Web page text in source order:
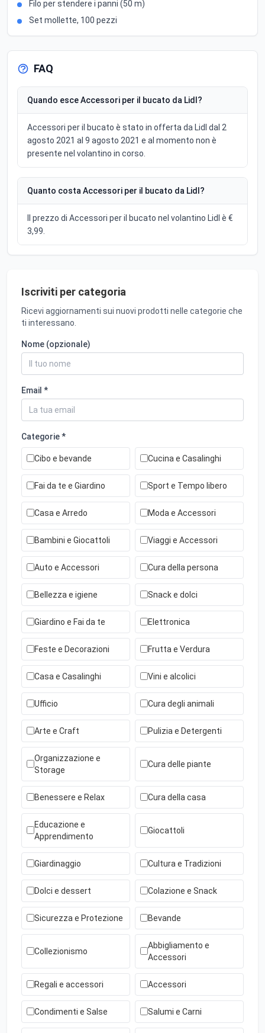
Filo per stendere i panni (50 m)
Set mollette, 100 pezzi
FAQ
Quando esce Accessori per il bucato da Lidl?
Accessori per il bucato è stato in offerta da Lidl dal 2
agosto 2021 al 9 agosto 2021 e al momento non è
presente nel volantino in corso.
Quanto costa Accessori per il bucato da Lidl?
Il prezzo di Accessori per il bucato nel volantino Lidl è €
3,99.
Iscriviti per categoria
Ricevi aggiornamenti sui nuovi prodotti nelle categorie che
ti interessano.
Nome (opzionale)
Email *
Categorie *
Cibo e bevande Cucina e Casalinghi
Fai da te e Giardino Sport e Tempo libero
Casa e Arredo Moda e Accessori
Bambini e Giocattoli Viaggi e Accessori
Auto e Accessori Cura della persona
Bellezza e igiene Snack e dolci
Giardino e Fai da te Elettronica
Feste e Decorazioni Frutta e Verdura
Casa e Casalinghi Vini e alcolici
Ufficio Cura degli animali
Arte e Craft Pulizia e Detergenti
Organizzazione e
Storage
Cura delle piante
Benessere e Relax Cura della casa
Educazione e
Apprendimento
Giocattoli
Giardinaggio Cultura e Tradizioni
Dolci e dessert Colazione e Snack
Sicurezza e Protezione Bevande
Collezionismo
Abbigliamento e
Accessori
Regali e accessori Accessori
Condimenti e Salse Salumi e Carni